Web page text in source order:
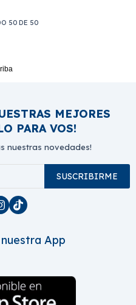
50 DE 50
MEJORES
PARA VOS!
nuestras novedades!
SUSCRIBIRME

App